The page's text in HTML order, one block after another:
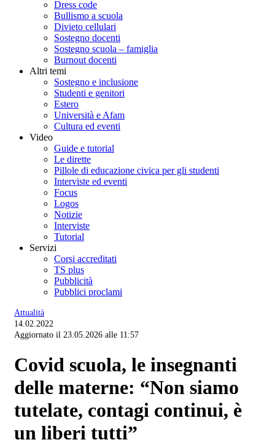
Dress code
Bullismo a scuola
Divieto cellulari
Sostegno docenti
Sostegno scuola – famiglia
Burnout docenti
Altri temi
Sostegno e inclusione
Studenti e genitori
Estero
Università e Afam
Cultura ed eventi
Video
Guide e tutorial
Le dirette
Pillole di educazione civica per gli studenti
Interviste ed eventi
Focus
Logos
Notizie
Interviste
Tutorial
Servizi
Corsi accreditati
TS plus
Pubblicità
Pubblici proclami
Attualità
14.02.2022
Aggiornato il 23.05.2026 alle 11:57
Covid scuola, le insegnanti
delle materne: “Non siamo
tutelate, contagi continui, è
un liberi tutti”